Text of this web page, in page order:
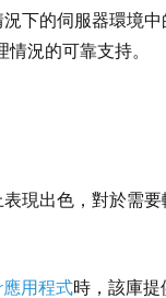
下的伺服器環境
況的可靠支持。
表現出色，對於需
用程式時，該庫提